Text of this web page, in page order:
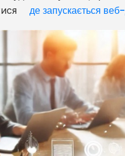
де запускається